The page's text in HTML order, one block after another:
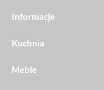
Informacje
Kuchnia
Meble